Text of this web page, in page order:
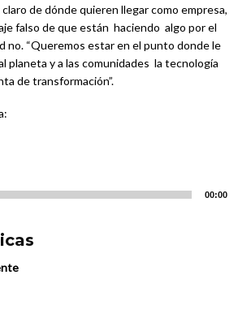
de dónde quieren llegar como empresa,
falso de que están haciendo algo por el
no. “Queremos estar en el punto donde le
planeta y a las comunidades la tecnología
de transformación”.
00:00